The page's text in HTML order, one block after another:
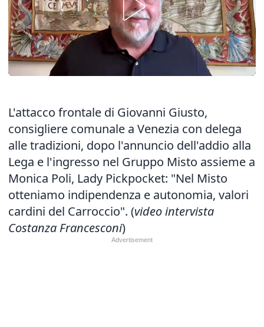
L'attacco frontale di Giovanni Giusto,
consigliere comunale a Venezia con delega
alle tradizioni, dopo l'annuncio dell'addio alla
Lega e l'ingresso nel Gruppo Misto assieme a
Monica Poli, Lady Pickpocket: "Nel Misto
otteniamo indipendenza e autonomia, valori
cardini del Carroccio". (video intervista
Costanza Francesconi)